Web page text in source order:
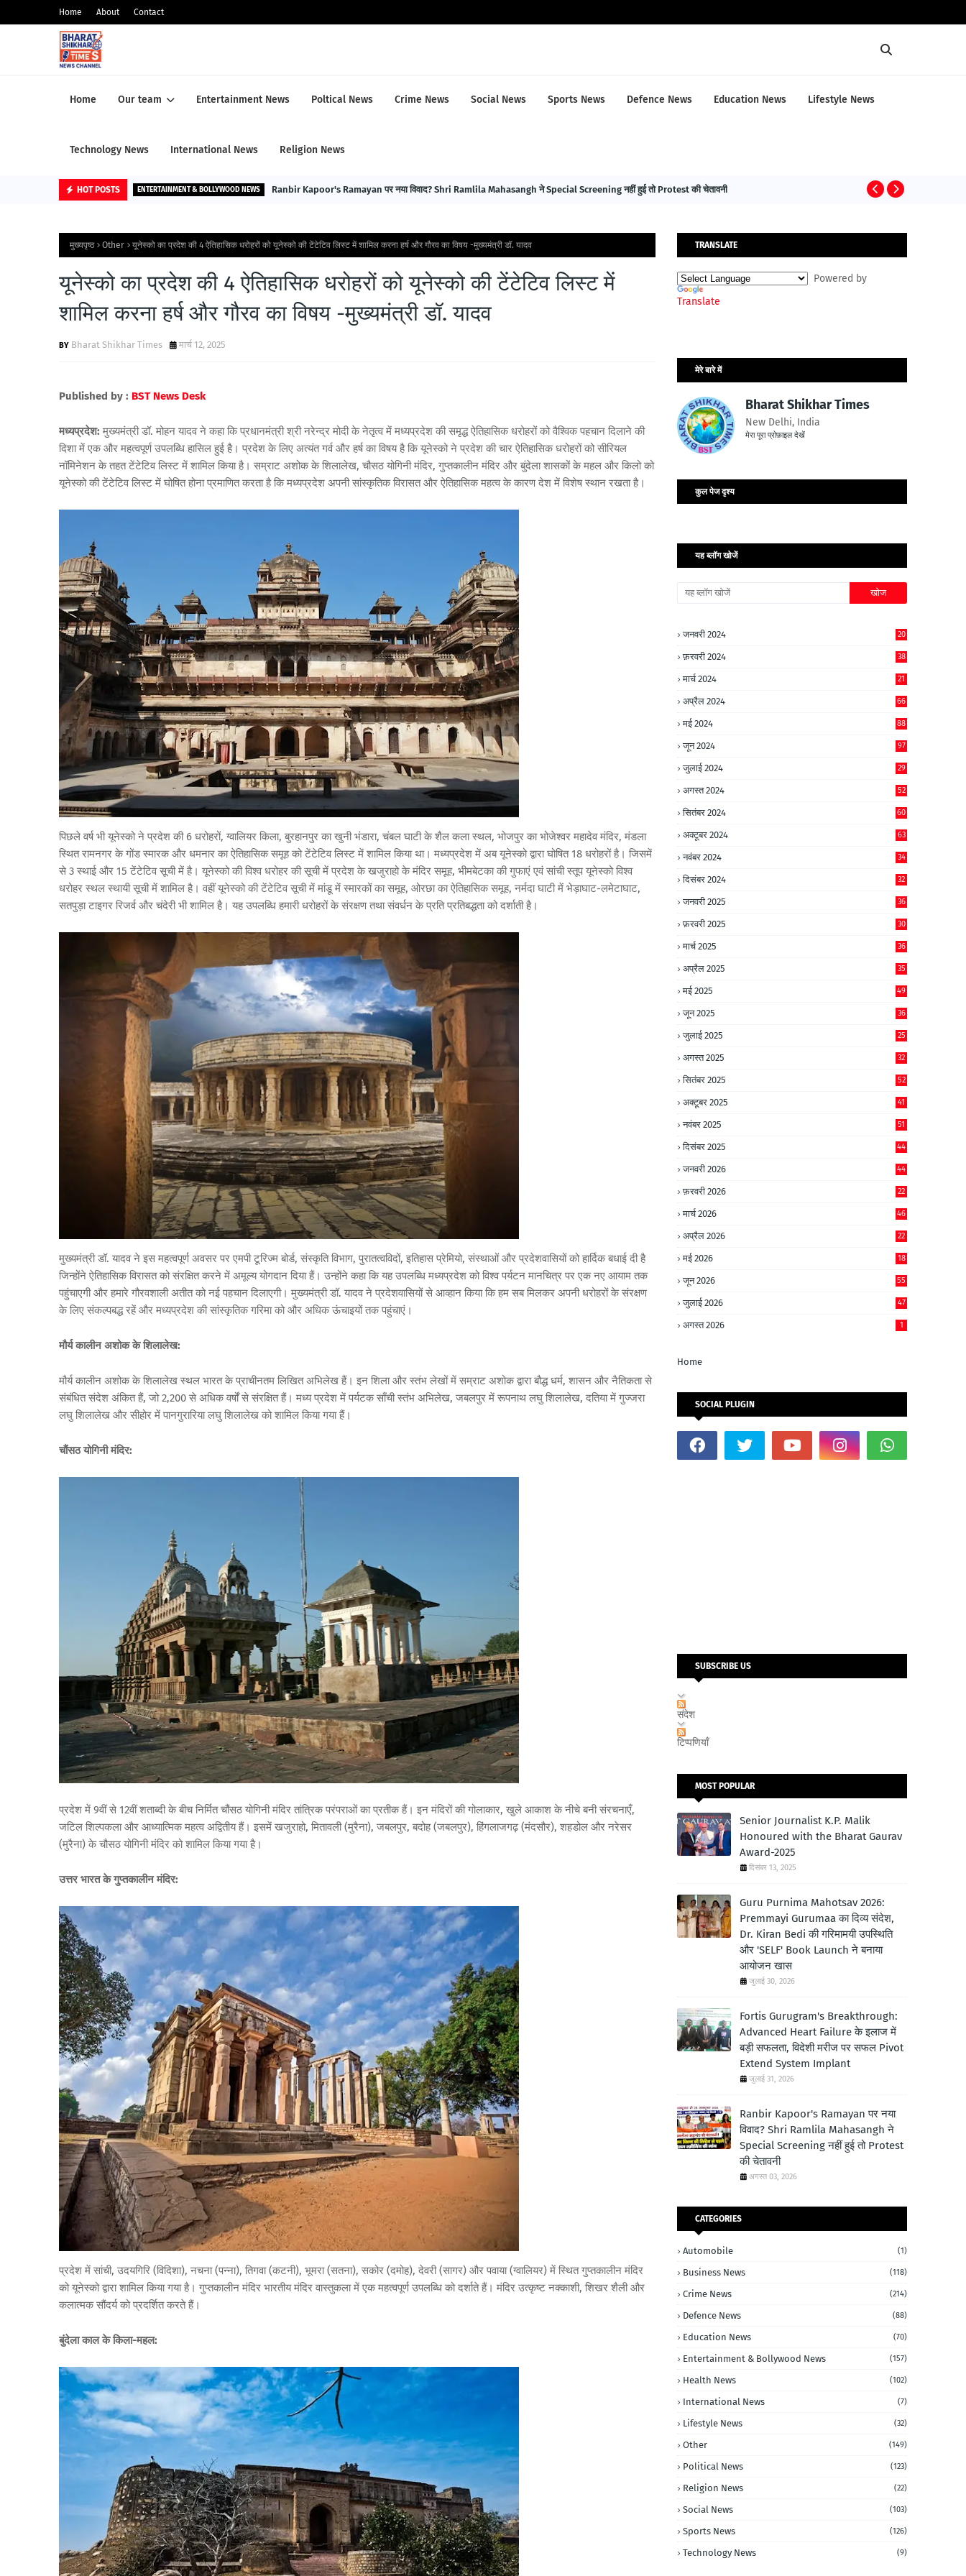
Home About Contact
Home Our team Entertainment News Poltical News Crime News Social News Sports News Defence News Education News Lifestyle News
Technology News International News Religion News
HOT POSTS ENTERTAINMENT & BOLLYWOOD NEWS Ranbir Kapoor's Ramayan पर नया विवाद? Shri Ramlila Mahasangh ने Special Screening नहीं हुई तो Protest की चेतावनी
मुख्यपृष्ठ Other यूनेस्को का प्रदेश की 4 ऐतिहासिक धरोहरों को यूनेस्को की टेंटेटिव लिस्ट में शामिल करना हर्ष और गौरव का विषय -मुख्यमंत्री डॉ. यादव
यूनेस्को का प्रदेश की 4 ऐतिहासिक धरोहरों को यूनेस्को की टेंटेटिव लिस्ट में
शामिल करना हर्ष और गौरव का विषय -मुख्यमंत्री डॉ. यादव
Bharat Shikhar Times मार्च 12, 2025
Published by : BST News Desk
मध्यप्रदेश: मुख्यमंत्री डॉ. मोहन यादव ने कहा कि प्रधानमंत्री श्री नरेन्द्र मोदी के नेतृत्व में मध्यप्रदेश की समृद्ध ऐतिहासिक धरोहरों को वैश्विक पहचान दिलाने की
दिशा में एक और महत्वपूर्ण उपलब्धि हासिल हुई है। प्रदेश के लिए अत्यंत गर्व और हर्ष का विषय है कि यूनेस्को ने प्रदेश की चार ऐतिहासिक धरोहरों को सीरियल
नॉमिनेशन के तहत टेंटेटिव लिस्ट में शामिल किया है। सम्राट अशोक के शिलालेख, चौसठ योगिनी मंदिर, गुप्तकालीन मंदिर और बुंदेला शासकों के महल और किलो को
यूनेस्को की टेंटेटिव लिस्ट में घोषित होना प्रमाणित करता है कि मध्यप्रदेश अपनी सांस्कृतिक विरासत और ऐतिहासिक महत्व के कारण देश में विशेष स्थान रखता है।
पिछले वर्ष भी यूनेस्को ने प्रदेश की 6 धरोहरों, ग्वालियर किला, बुरहानपुर का खुनी भंडारा, चंबल घाटी के शैल कला स्थल, भोजपुर का भोजेश्वर महादेव मंदिर, मंडला
स्थित रामनगर के गोंड स्मारक और धमनार का ऐतिहासिक समूह को टेंटेटिव लिस्ट में शामिल किया था। मध्यप्रदेश में अब यूनेस्को द्वारा घोषित 18 धरोहरों है। जिसमें
से 3 स्थाई और 15 टेंटेटिव सूची में है। यूनेस्को की विश्व धरोहर की सूची में प्रदेश के खजुराहो के मंदिर समूह, भीमबेटका की गुफाएं एवं सांची स्तूप यूनेस्को विश्व
धरोहर स्थल स्थायी सूची में शामिल है। वहीं यूनेस्को की टेंटेटिव सूची में मांडू में स्मारकों का समूह, ओरछा का ऐतिहासिक समूह, नर्मदा घाटी में भेड़ाघाट-लमेटाघाट,
सतपुड़ा टाइगर रिजर्व और चंदेरी भी शामिल है। यह उपलब्धि हमारी धरोहरों के संरक्षण तथा संवर्धन के प्रति प्रतिबद्धता को दर्शाती है।
मुख्यमंत्री डॉ. यादव ने इस महत्वपूर्ण अवसर पर एमपी टूरिज्म बोर्ड, संस्कृति विभाग, पुरातत्वविदों, इतिहास प्रेमियो, संस्थाओं और प्रदेशवासियों को हार्दिक बधाई दी है
जिन्होंने ऐतिहासिक विरासत को संरक्षित करने में अमूल्य योगदान दिया हैं। उन्होंने कहा कि यह उपलब्धि मध्यप्रदेश को विश्व पर्यटन मानचित्र पर एक नए आयाम तक
पहुंचाएगी और हमारे गौरवशाली अतीत को नई पहचान दिलाएगी। मुख्यमंत्री डॉ. यादव ने प्रदेशवासियों से आव्हान किया कि हम सब मिलकर अपनी धरोहरों के संरक्षण
के लिए संकल्पबद्ध रहें और मध्यप्रदेश की सांस्कृतिक गरिमा को और अधिक ऊंचाइयों तक पहुंचाएं।
मौर्य कालीन अशोक के शिलालेख:
मौर्य कालीन अशोक के शिलालेख स्थल भारत के प्राचीनतम लिखित अभिलेख हैं। इन शिला और स्तंभ लेखों में सम्राट अशोक द्वारा बौद्ध धर्म, शासन और नैतिकता से
संबंधित संदेश अंकित हैं, जो 2,200 से अधिक वर्षों से संरक्षित हैं। मध्य प्रदेश में पर्यटक साँची स्तंभ अभिलेख, जबलपुर में रूपनाथ लघु शिलालेख, दतिया में गुज्जरा
लघु शिलालेख और सीहोर में पानगुरारिया लघु शिलालेख को शामिल किया गया हैं।
चौंसठ योगिनी मंदिर:
प्रदेश में 9वीं से 12वीं शताब्दी के बीच निर्मित चौंसठ योगिनी मंदिर तांत्रिक परंपराओं का प्रतीक हैं। इन मंदिरों की गोलाकार, खुले आकाश के नीचे बनी संरचनाएँ,
जटिल शिल्पकला और आध्यात्मिक महत्व अद्वितीय हैं। इसमें खजुराहो, मितावली (मुरैना), जबलपुर, बदोह (जबलपुर), हिंगलाजगढ़ (मंदसौर), शहडोल और नरेसर
(मुरैना) के चौसठ योगिनी मंदिर को शामिल किया गया है।
उत्तर भारत के गुप्तकालीन मंदिर:
प्रदेश में सांची, उदयगिरि (विदिशा), नचना (पन्ना), तिगवा (कटनी), भूमरा (सतना), सकोर (दमोह), देवरी (सागर) और पवाया (ग्वालियर) में स्थित गुप्तकालीन मंदिर
को यूनेस्को द्वारा शामिल किया गया है। गुप्तकालीन मंदिर भारतीय मंदिर वास्तुकला में एक महत्वपूर्ण उपलब्धि को दर्शाते हैं। मंदिर उत्कृष्ट नक्काशी, शिखर शैली और
कलात्मक सौंदर्य को प्रदर्शित करते हैं।
बुंदेला काल के किला-महल:
TRANSLATE
Powered by
Translate
मेरे बारे में
Bharat Shikhar Times
New Delhi, India
मेरा पूरा प्रोफ़ाइल देखें
कुल पेज दृश्य
यह ब्लॉग खोजें
जनवरी 2024 20
फ़रवरी 2024 38
मार्च 2024 21
अप्रैल 2024 66
मई 2024 88
जून 2024 97
जुलाई 2024 29
अगस्त 2024 52
सितंबर 2024 60
अक्टूबर 2024 63
नवंबर 2024 34
दिसंबर 2024 32
जनवरी 2025 36
फ़रवरी 2025 30
मार्च 2025 36
अप्रैल 2025 35
मई 2025 49
जून 2025 36
जुलाई 2025 25
अगस्त 2025 32
सितंबर 2025 52
अक्टूबर 2025 41
नवंबर 2025 51
दिसंबर 2025 44
जनवरी 2026 44
फ़रवरी 2026 22
मार्च 2026 46
अप्रैल 2026 22
मई 2026 18
जून 2026 55
जुलाई 2026 47
अगस्त 2026 1
Home
SOCIAL PLUGIN
SUBSCRIBE US
संदेश
टिप्पणियाँ
MOST POPULAR
Senior Journalist K.P. Malik
Honoured with the Bharat Gaurav
Award-2025
दिसंबर 13, 2025
Guru Purnima Mahotsav 2026:
Premmayi Gurumaa का दिव्य संदेश,
Dr. Kiran Bedi की गरिमामयी उपस्थिति
और 'SELF' Book Launch ने बनाया
आयोजन खास
जुलाई 30, 2026
Fortis Gurugram's Breakthrough:
Advanced Heart Failure के इलाज में
बड़ी सफलता, विदेशी मरीज पर सफल Pivot
Extend System Implant
जुलाई 31, 2026
Ranbir Kapoor's Ramayan पर नया
विवाद? Shri Ramlila Mahasangh ने
Special Screening नहीं हुई तो Protest
की चेतावनी
अगस्त 03, 2026
CATEGORIES
Automobile (1)
Business News (118)
Crime News (214)
Defence News (88)
Education News (70)
Entertainment & Bollywood News (157)
Health News (102)
International News (7)
Lifestyle News (32)
Other (149)
Political News (123)
Religion News (22)
Social News (103)
Sports News (126)
Technology News (9)